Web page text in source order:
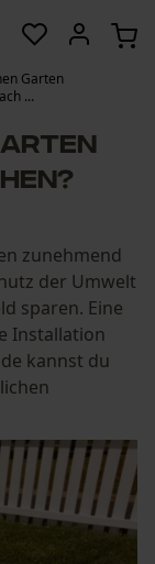
Garten
...
zunehmend
der Umwelt
sparen. Eine
Installation
kannst du